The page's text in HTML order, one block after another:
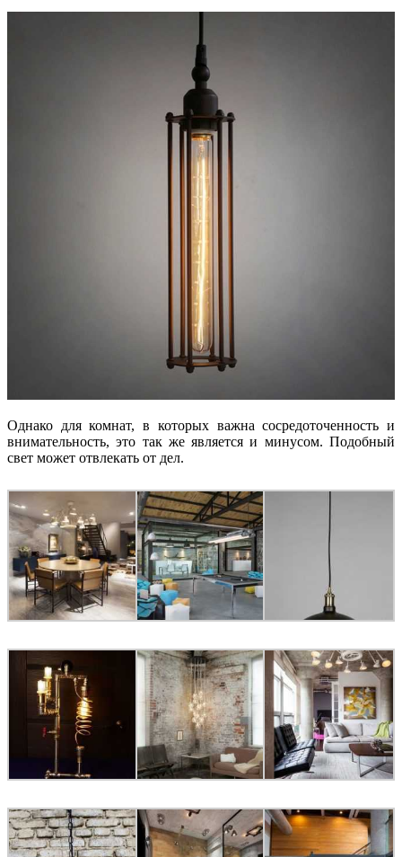
Однако для комнат, в которых важна сосредоточенность и
внимательность, это так же является и минусом. Подобный
свет может отвлекать от дел.